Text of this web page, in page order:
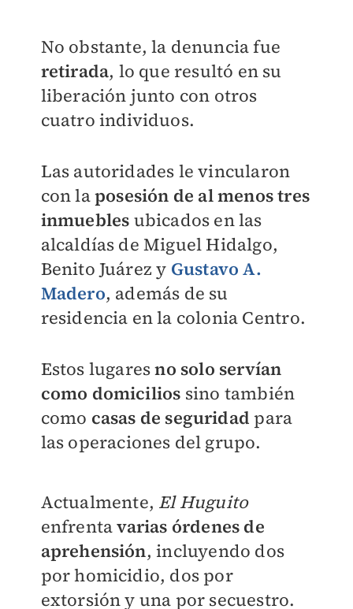
No obstante, la denuncia fue
retirada, lo que resultó en su
liberación junto con otros
cuatro individuos.
Las autoridades le vincularon
con laposesión de al menos tres
inmuebles ubicados en las
alcaldías de Miguel Hidalgo,
Benito Juárez y Gustavo A.
Madero, además de su
residencia en la colonia Centro.
Estos lugaresno solo servían
como domicilios sino también
como casas de seguridad para
las operaciones del grupo.
Actualmente, El Huguito
enfrentavarias órdenes de
aprehensión, incluyendo dos
por homicidio, dos por
extorsión y una por secuestro.